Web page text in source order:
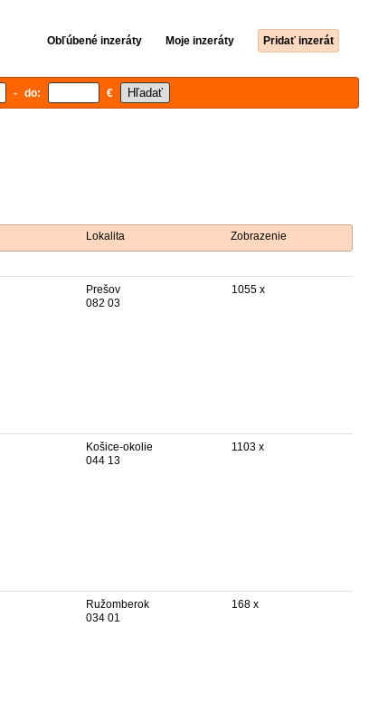
Obľúbené inzeráty Moje inzeráty Pridať inzerát
- do: €
Lokalita Zobrazenie
Prešov
082 03
1055 x
Košice-okolie
044 13
1103 x
Ružomberok
034 01
168 x